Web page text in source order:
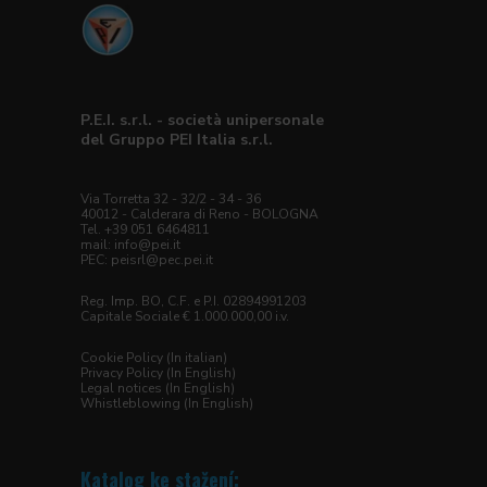
P.E.I. s.r.l. - società unipersonale
del Gruppo PEI Italia s.r.l.
Via Torretta 32 - 32/2 - 34 - 36
40012 - Calderara di Reno - BOLOGNA
Tel. +39 051 6464811
mail: info@pei.it
PEC: peisrl@pec.pei.it
Reg. Imp. BO, C.F. e P.I. 02894991203
Capitale Sociale € 1.000.000,00 i.v.
Cookie Policy (In italian)
Privacy Policy (In English)
Legal notices (In English)
Whistleblowing (In English)
Katalog ke stažení: